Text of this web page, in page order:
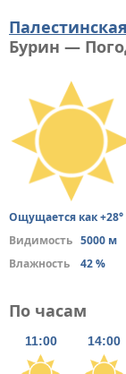
Бурин —
Ощущается как +28°
Видимость 5000 м
Влажность
42 %
По часам
11:00 14:00